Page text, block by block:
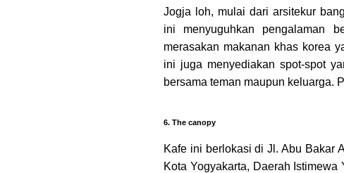
Jogja loh, mulai dari arsitekur
ini menyuguhkan pengalaman
merasakan makanan khas korea
ini juga menyediakan spot-spot
bersama teman maupun keluarga.
6. The canopy
Kafe ini berlokasi di Jl. Abu Bakar
Kota Yogyakarta, Daerah